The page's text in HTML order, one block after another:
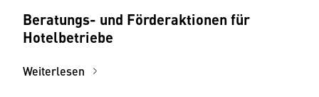
Beratungs- und Förderaktionen für
Hotelbetriebe
Weiterlesen